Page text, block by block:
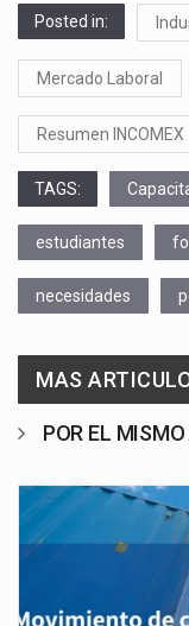
Posted in:
Mercado Laboral
Resumen INCOMEX
TAGS:
estudiantes
necesidades
MAS
POR EL